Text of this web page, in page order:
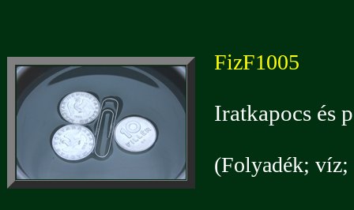
FizF1005
Iratkapocs és
(Folyadék; víz;